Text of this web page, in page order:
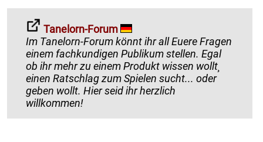
Tanelorn-Forum
Im Tanelorn-Forum könnt ihr all Euere Fragen
einem fachkundigen Publikum stellen. Egal
ob ihr mehr zu einem Produkt wissen wollt¸
einen Ratschlag zum Spielen sucht... oder
geben wollt. Hier seid ihr herzlich
willkommen!